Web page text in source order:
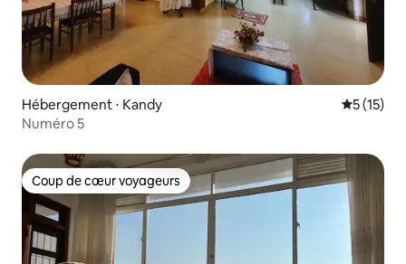
Hébergement ⋅ Kandy
5 (15)
Numéro 5
Coup de cœur voyageurs
Coup de cœur voyageurs